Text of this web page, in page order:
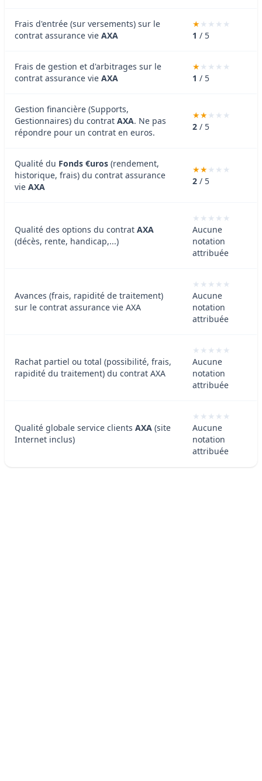
Frais d'entrée (sur versements) sur le
contrat assurance vie AXA 1 / 5
Frais de gestion et d'arbitrages sur le
contrat assurance vie AXA 1 / 5
Gestion financière (Supports,
Gestionnaires) du contrat AXA. Ne pas
répondre pour un contrat en euros.
2 / 5
Qualité du Fonds €uros (rendement,
historique, frais) du contrat assurance
vie AXA
2 / 5
Qualité des options du contrat AXA
(décès, rente, handicap,...)
Aucune
notation
attribuée
Avances (frais, rapidité de traitement)
sur le contrat assurance vie AXA
Aucune
notation
attribuée
Rachat partiel ou total (possibilité, frais,
rapidité du traitement) du contrat AXA
Aucune
notation
attribuée
Qualité globale service clients AXA (site
Internet inclus)
Aucune
notation
attribuée